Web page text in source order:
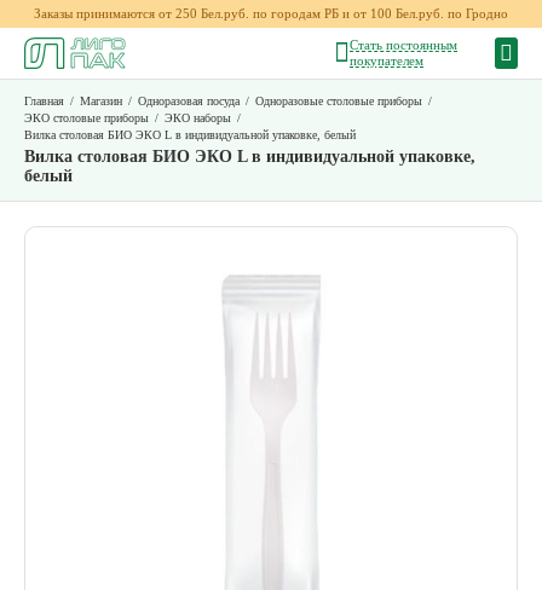
Заказы принимаются от 250 Бел.руб. по городам РБ и от 100 Бел.руб. по Гродно
Стать постоянным
покупателем
Главная / Магазин / Одноразовая посуда / Одноразовые столовые приборы /
ЭКО столовые приборы / ЭКО наборы /
Вилка столовая БИО ЭКО L в индивидуальной упаковке, белый
Вилка столовая БИО ЭКО L в индивидуальной упаковке,
белый